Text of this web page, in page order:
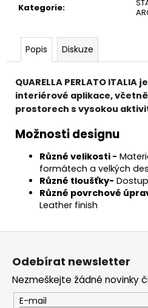
Kategorie:
Popis Diskuze
QUARELLA PERLATO
interiérové aplikace,
prostorech s vysokou
Možnosti designu
Různé velikosti -
formátech a velkých
Různé tloušťky-
Různé povrchové
Leather finish
Z
Odebírat newsletter
Nezmeškejte žádné novinky
E-mail